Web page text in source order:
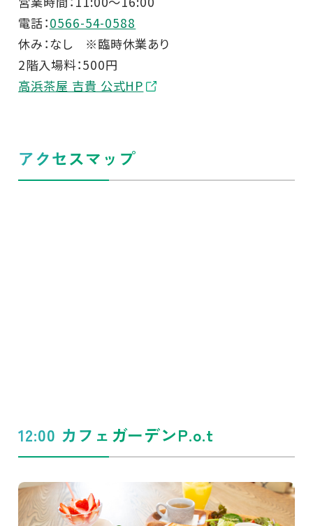
電話：0566-54-0588
休み：なし ※臨時休業あり
2階入場料：500円
高浜茶屋 吉貴 公式HP
アクセスマップ
12:00 カフェガーデンP.o.t